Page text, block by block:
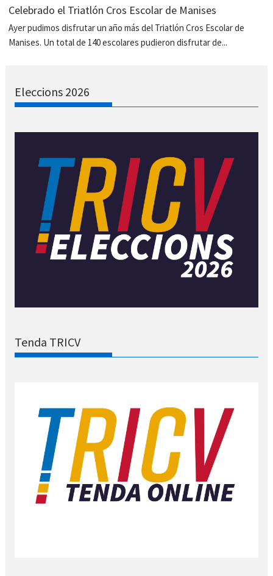
Celebrado el Triatlón Cros Escolar de Manises
Ayer pudimos disfrutar un año más del Triatlón Cros Escolar de
Manises. Un total de 140 escolares pudieron disfrutar de...
Eleccions 2026
Tenda TRICV